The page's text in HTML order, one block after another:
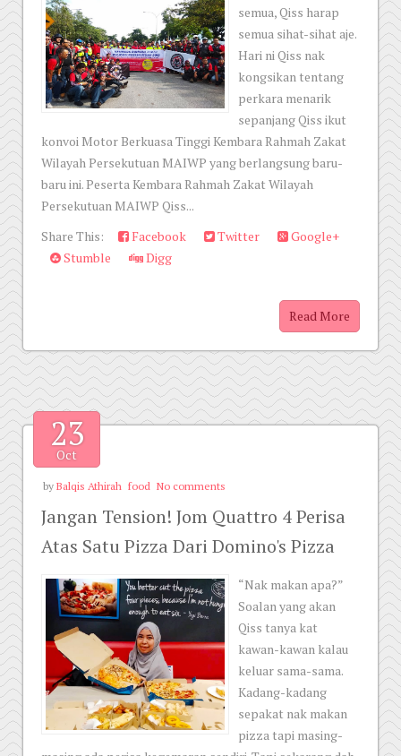
semua, Qiss harap
semua sihat-sihat aje.
Hari ni Qiss nak
kongsikan tentang
perkara menarik
sepanjang Qiss ikut
konvoi Motor Berkuasa Tinggi Kembara Rahmah Zakat
Wilayah Persekutuan MAIWP yang berlangsung baru-
baru ini. Peserta Kembara Rahmah Zakat Wilayah
Persekutuan MAIWP Qiss...
Share This:
Facebook Twitter
Google+
Stumble
Digg
Read More
23
Oct
by Balqis Athirah food No comments
Jangan Tension! Jom Quattro 4 Perisa
Atas Satu Pizza Dari Domino's Pizza
“Nak makan apa?”
Soalan yang akan
Qiss tanya kat
kawan-kawan kalau
keluar sama-sama.
Kadang-kadang
sepakat nak makan
pizza tapi masing-